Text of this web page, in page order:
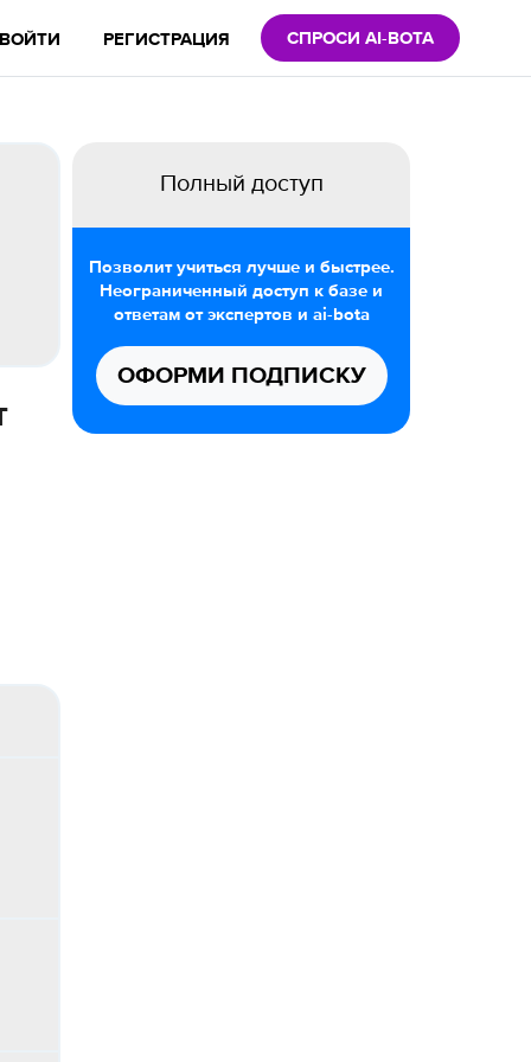
ВОЙТИ РЕГИСТРАЦИЯ СПРОСИ AI-BOTA
Полный доступ
Позволит учиться лучше и быстрее.
Неограниченный доступ к базе и
ответам от экспертов и ai-bota
ОФОРМИ ПОДПИСКУ